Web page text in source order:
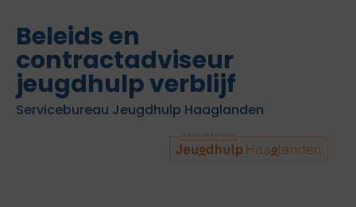
Beleids en
contractadviseur
jeugdhulp verblijf
Servicebureau Jeugdhulp Haaglanden